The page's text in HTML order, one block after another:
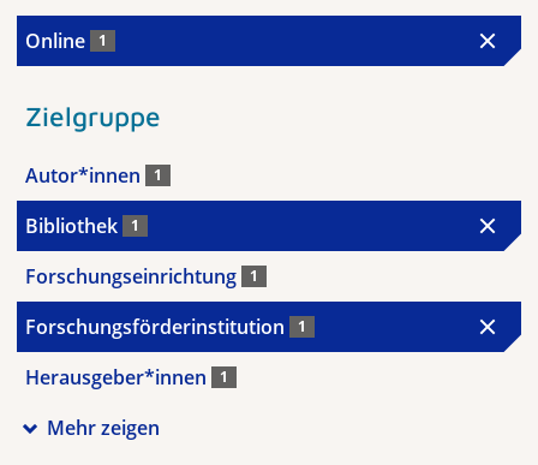
Online 1
Zielgruppe
Autor*innen 1
Bibliothek 1
Forschungseinrichtung 1
Forschungsförderinstitution 1
Herausgeber*innen 1
Mehr zeigen